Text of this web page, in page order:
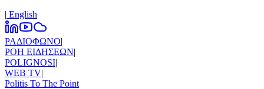
| Εnglish
ΡΑΔΙΟΦΩΝΟ|
ΡΟΗ ΕΙΔΗΣΕΩΝ|
POLIGNOSI|
WEB TV|
Politis To The Point